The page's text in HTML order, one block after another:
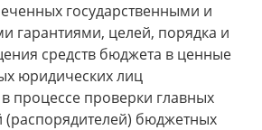
государственными и
гарантиями, целей, порядка и
средств бюджета в ценные
юридических лиц
процессе проверки главных
(распорядителей) бюджетных